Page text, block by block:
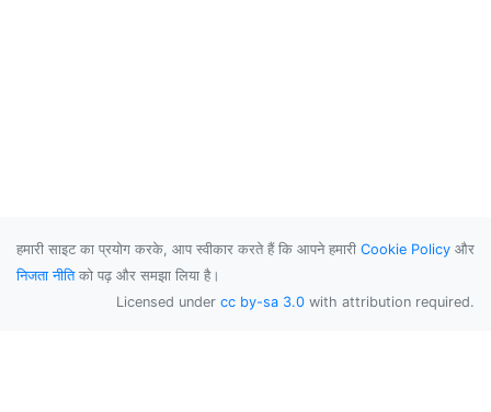
हमारी साइट का प्रयोग करके, आप स्वीकार करते हैं कि आपने हमारी Cookie Policy और
निजता नीतिको पढ़ और समझा लिया है।
Licensed under cc by-sa 3.0 with attribution required.